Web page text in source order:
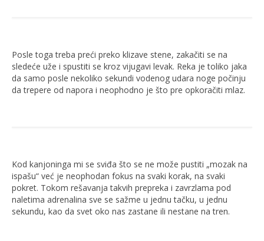
Posle toga treba preći preko klizave stene, zakačiti se na
sledeće uže i spustiti se kroz vijugavi levak. Reka je toliko jaka
da samo posle nekoliko sekundi vodenog udara noge počinju
da trepere od napora i neophodno je što pre opkoračiti mlaz.
Kod kanjoninga mi se sviđa što se ne može pustiti „mozak na
ispašu“ već je neophodan fokus na svaki korak, na svaki
pokret. Tokom rešavanja takvih prepreka i zavrzlama pod
naletima adrenalina sve se sažme u jednu tačku, u jednu
sekundu, kao da svet oko nas zastane ili nestane na tren.